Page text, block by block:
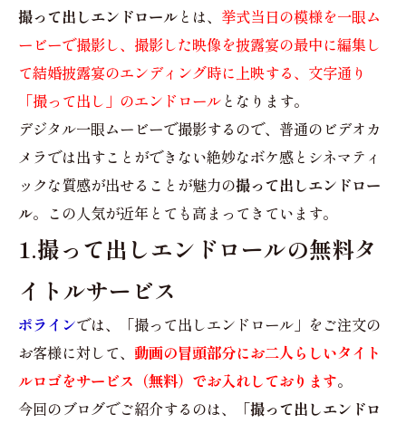
撮って出しエンドロール とは、 挙式当日の模様を一眼ム
ービーで撮影し、撮影した映像を披露宴の最中に編集し
て結婚披露宴のエンディング時に上映する、文字通り
「撮って出し」のエンドロール となります。
デジタル一眼ムービーで撮影するので、普通のビデオカ
メラでは出すことができない絶妙なボケ感とシネマティ
ックな質感が出せることが魅力の撮って出しエンドロー
ル。この人気が近年とても高まってきています。
1.撮って出しエンドロールの無料タ
イトルサービス
ポラインでは、「撮って出しエンドロール」をご注文の
お客様に対して、 動画の冒頭部分にお二人らしいタイト
ルロゴをサービス（無料）でお入れしております。
今回のブログでご紹介するのは、
「撮って出しエンドロ